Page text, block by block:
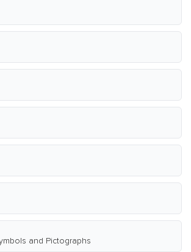
and Pictographs